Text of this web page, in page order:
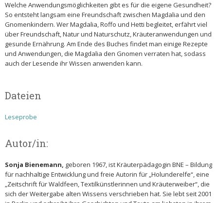
Welche Anwendungsmöglichkeiten gibt es für die eigene Gesundheit?
So entsteht langsam eine Freundschaft zwischen Magdalia und den
Gnomenkindern. Wer Magdalia, Roffo und Hetti begleitet, erfährt viel
über Freundschaft, Natur und Naturschutz, Kräuteranwendungen und
gesunde Ernährung. Am Ende des Buches findet man einige Rezepte
und Anwendungen, die Magdalia den Gnomen verraten hat, sodass
auch der Lesende ihr Wissen anwenden kann.
Dateien
Leseprobe
Autor/in:
Sonja Bienemann, geboren 1967, ist Kräuterpädagogin BNE – Bildung
für nachhaltige Entwicklung und freie Autorin für „Holunderelfe“, eine
„Zeitschrift für Waldfeen, Textilkünstlerinnen und Kräuterweiber“, die
sich der Weitergabe alten Wissens verschrieben hat. Sie lebt seit 2001